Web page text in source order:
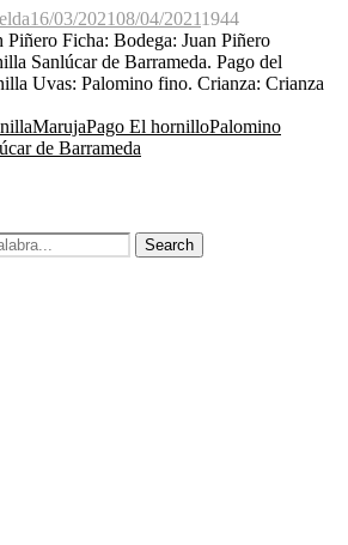
16/03/202108/04/20211944
Ficha: Bodega: Juan Piñero
Sanlúcar de Barrameda. Pago del
Uvas: Palomino fino. Crianza: Crianza
MarujaPago El hornilloPalomino
de Barrameda
Search